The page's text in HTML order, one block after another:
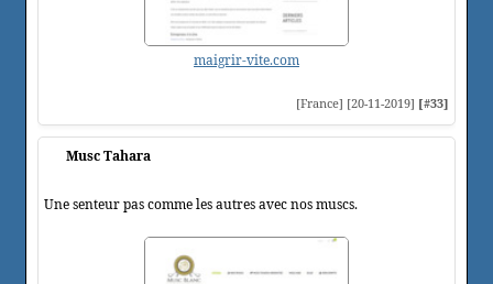
maigrir-vite.com
[France] [20-11-2019] [#33]
Musc Tahara
Une senteur pas comme les autres avec nos muscs.